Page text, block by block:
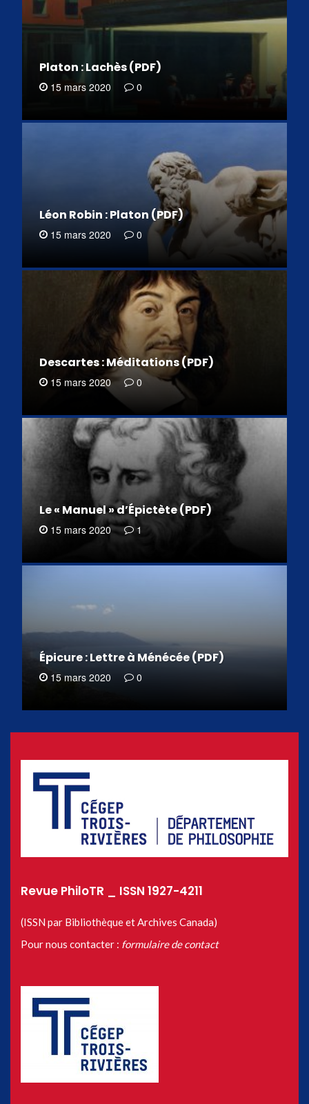
Platon : Lachès (PDF)
15 mars 2020 0
Léon Robin : Platon (PDF)
15 mars 2020 0
Descartes : Méditations (PDF)
15 mars 2020 0
Le « Manuel » d’Épictète (PDF)
15 mars 2020 1
Épicure : Lettre à Ménécée (PDF)
15 mars 2020 0
Revue PhiloTR _ ISSN 1927-4211
(ISSN par Bibliothèque et Archives Canada)
Pour nous contacter : formulaire de contact